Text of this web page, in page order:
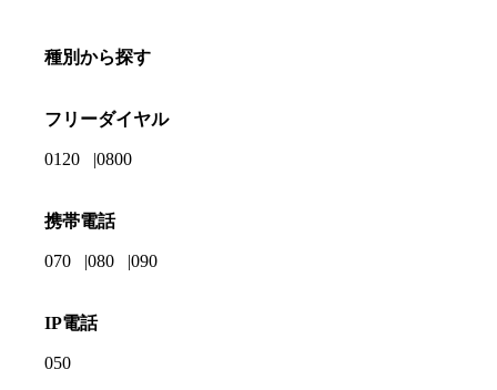
種別から探す
フリーダイヤル
0120 0800
携帯電話
070 080 090
IP電話
050